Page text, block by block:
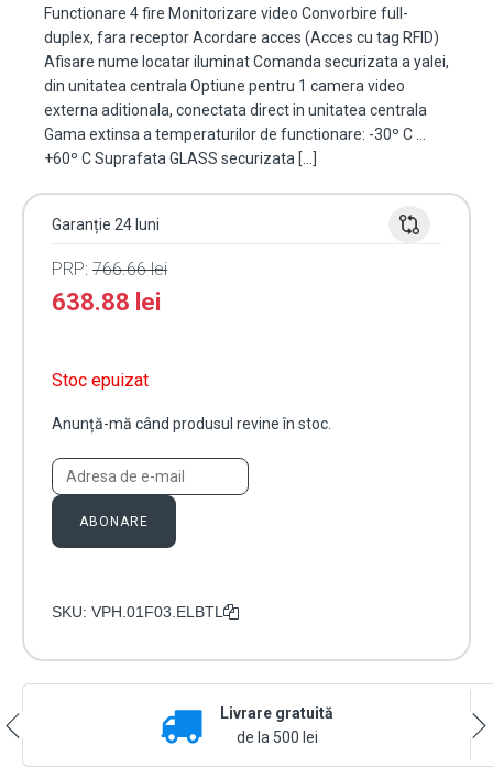
Functionare 4 fire Monitorizare video Convorbire full-
duplex, fara receptor Acordare acces (Acces cu tag RFID)
Afisare nume locatar iluminat Comanda securizata a yalei,
din unitatea centrala Optiune pentru 1 camera video
externa aditionala, conectata direct in unitatea centrala
Gama extinsa a temperaturilor de functionare: -30º C ...
+60º C Suprafata GLASS securizata […]
Garanție 24 luni
PRP: 766.66lei
638.88 lei
Stoc epuizat
Anunță-mă când produsul revine în stoc.
ABONARE
SKU: VPH.01F03.ELBTL
Livrare gratuită
de la 500 lei